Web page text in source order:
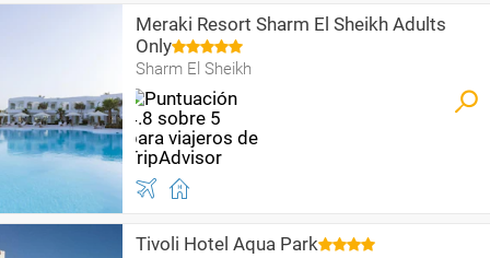
Meraki Resort Sharm El Sheikh Adults
Only
Sharm El Sheikh
Tivoli Hotel Aqua Park